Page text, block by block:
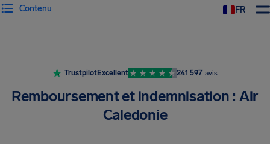
FR
Contenu
TrustpilotExcellent 241 597 avis
Remboursement et indemnisation : Air
Caledonie